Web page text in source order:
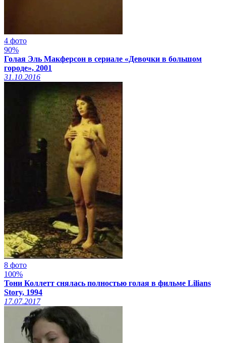
4 фото
90%
Голая Эль Макферсон в сериале «Девочки в большом
городе», 2001
31.10.2016
8 фото
100%
Тони Коллетт снялась полностью голая в фильме Lilians
Story, 1994
17.07.2017